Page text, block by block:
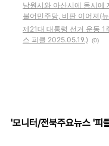
남원시와 아산시에 동시에
불어민주당, 비판 이어져(
제21대 대통령 선거 운동 1
스 피클 2025.05.19.)
(0)
'모니터/전북주요뉴스 '피